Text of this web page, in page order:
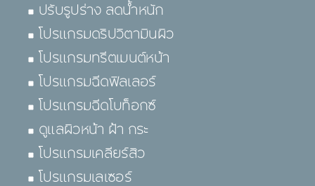
ปรับรูปร่าง ลดน้ำหนัก
โปรแกรมดริปวิตามินผิว
โปรแกรมทรีตเมนต์หน้า
โปรแกรมฉีดฟิลเลอร์
โปรแกรมฉีดโบท็อกซ์
ดูแลผิวหน้า ฝ้า กระ
โปรแกรมเคลียร์สิว
โปรแกรมเลเซอร์